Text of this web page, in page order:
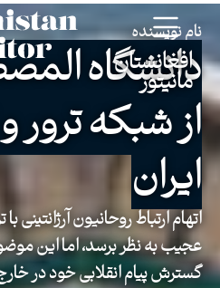
افغانستان
مانیتور
نام نویسنده
دانشگاه
از شبکه ترور
ایران
اتهام ارتباط روحانیون
عجیب به نظر برسد، اما این
گسترش پیام انقلابی خود در